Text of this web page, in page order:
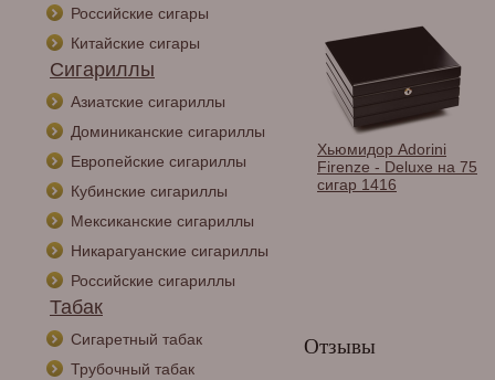
Российские сигары
Китайские сигары
Сигариллы
Азиатские сигариллы
Доминиканские сигариллы
Европейские сигариллы
Кубинские сигариллы
Мексиканские сигариллы
Никарагуанские сигариллы
Российские сигариллы
Табак
Сигаретный табак
Трубочный табак
Winchester (на 100
Хьюмидор Adorini
Firenze - Deluxe на 75
сигар 1416
Отзывы